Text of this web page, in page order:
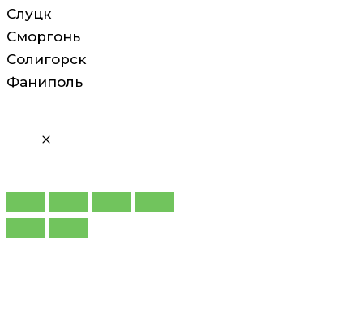
Слуцк
Сморгонь
Солигорск
Фаниполь